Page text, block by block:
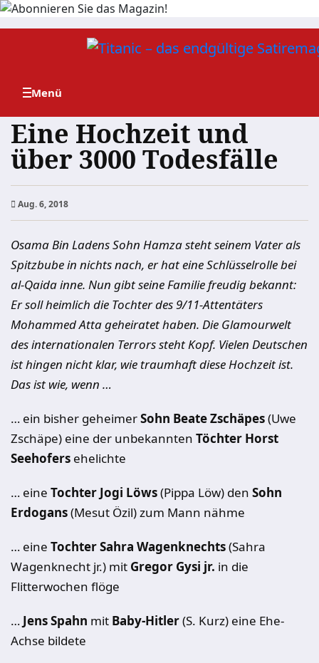
Zum
Eine Hochzeit und
über 3000 Todesfälle
Aug. 6, 2018
Osama Bin Ladens Sohn Hamza steht seinem Vater als
Spitzbube in nichts nach, er hat eine Schlüsselrolle bei
al-Qaida inne. Nun gibt seine Familie freudig bekannt:
Er soll heimlich die Tochter des 9/11-Attentäters
Mohammed Atta geheiratet haben. Die Glamourwelt
des internationalen Terrors steht Kopf. Vielen Deutschen
ist hingen nicht klar, wie traumhaftdiese Hochzeit ist.
Das ist wie, wenn …
… ein bisher geheimerSohn Beate Zschäpes(Uwe
Zschäpe) eine der unbekannten Töchter Horst
Seehofers ehelichte
… eine Tochter Jogi Löws(Pippa Löw) den Sohn
Erdogans(Mesut Özil) zum Mann nähme
… eine Tochter Sahra Wagenknechts(Sahra
Wagenknecht jr.) mit Gregor Gysi jr. in die
Flitterwochen flöge
… Jens Spahn mit Baby-Hitler(S. Kurz) eine Ehe-
Achse bildete